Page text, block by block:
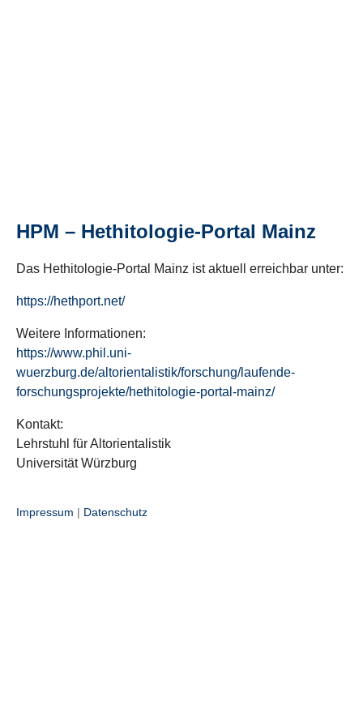
HPM – Hethitologie-Portal Mainz
Das Hethitologie-Portal Mainz ist aktuell erreichbar unter:
https://hethport.net/
Weitere Informationen:
https://www.phil.uni-
wuerzburg.de/altorientalistik/forschung/laufende-
forschungsprojekte/hethitologie-portal-mainz/
Kontakt:
Lehrstuhl für Altorientalistik
Universität Würzburg
Impressum | Datenschutz